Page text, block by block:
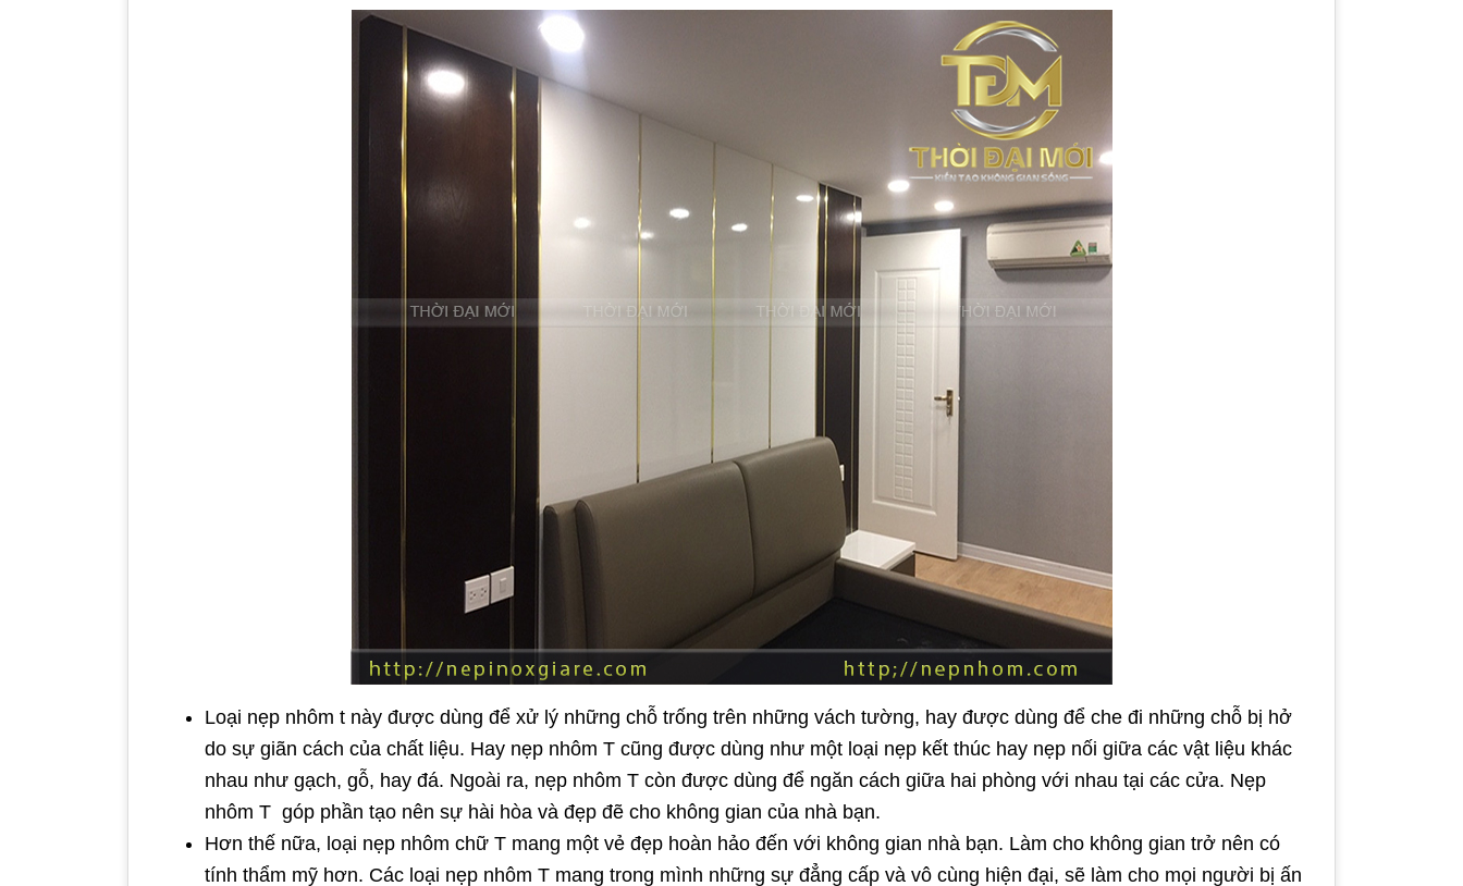
Loại nẹp nhôm t này được dùng để xử lý những chỗ trống trên những vách tường, hay được dùng để che đi những chỗ bị hở
do sự giãn cách của chất liệu. Hay nẹp nhôm T cũng được dùng như một loại nẹp kết thúc hay nẹp nối giữa các vật liệu khác
nhau như gạch, gỗ, hay đá. Ngoài ra, nẹp nhôm T còn được dùng để ngăn cách giữa hai phòng với nhau tại các cửa. Nẹp
nhôm T góp phần tạo nên sự hài hòa và đẹp đẽ cho không gian của nhà bạn.
Hơn thế nữa, loại nẹp nhôm chữ T mang một vẻ đẹp hoàn hảo đến với không gian nhà bạn. Làm cho không gian trở nên có
tính thẩm mỹ hơn. Các loại nẹp nhôm T mang trong mình những sự đẳng cấp và vô cùng hiện đại, sẽ làm cho mọi người bị ấn